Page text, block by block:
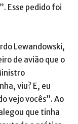
Esse pedido foi
Lewandowski,
de avião que o
viu? E, eu
vejo vocês”. Ao
que tinha